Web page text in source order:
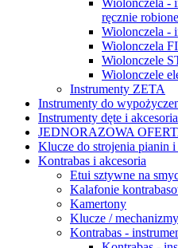
Wiolonczela -
ręcznie robione
Wiolonczela -
Wiolonczela
Wiolonczele
Wiolonczele
Instrumenty ZETA
Instrumenty do
Instrumenty dęte i akcesoria
JEDNORAZOWA
Klucze do strojenia pianin
Kontrabas i akcesoria
Etui sztywne na
Kalafonie
Kamertony
Klucze /
Kontrabas -